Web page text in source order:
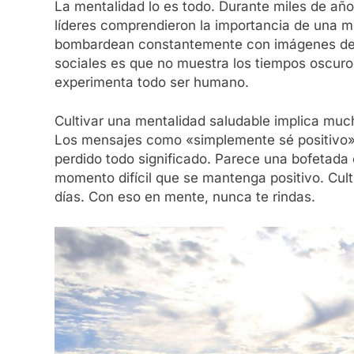
La mentalidad lo es todo. Durante miles de
líderes comprendieron la importancia de una
bombardean constantemente con imágenes
sociales es que no muestra los tiempos
experimenta todo ser humano.
Cultivar una mentalidad saludable implica
Los mensajes como «simplemente sé
perdido todo significado. Parece una
momento difícil que se mantenga positivo.
días. Con eso en mente, nunca te rindas.